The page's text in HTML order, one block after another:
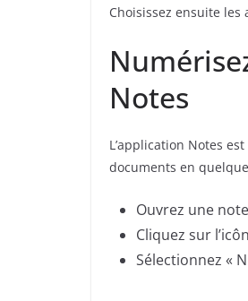
Choisissez ensuite
Notes
L’application Notes
documents en
Ouvrez une
Cliquez sur
Sélectionnez «